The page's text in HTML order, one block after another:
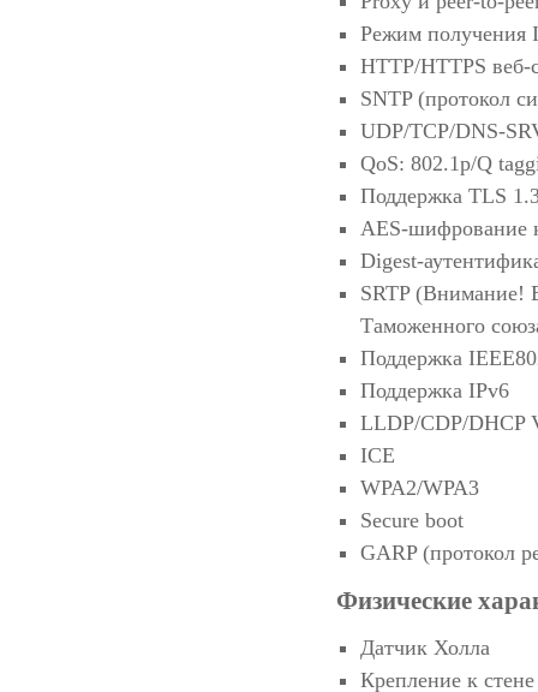
Режим получения
HTTP/HTTPS веб-
SNTP (протокол
UDP/TCP/DNS-
QoS: 802.1p/Q
Поддержка TLS
AES-шифрование
Digest-
SRTP (Внимание!
Таможенного
Поддержка
Поддержка IPv6
LLDP/CDP/DHCP
ICE
WPA2/WPA3
Secure boot
GARP (протокол
Физические
Датчик Холла
Крепление к